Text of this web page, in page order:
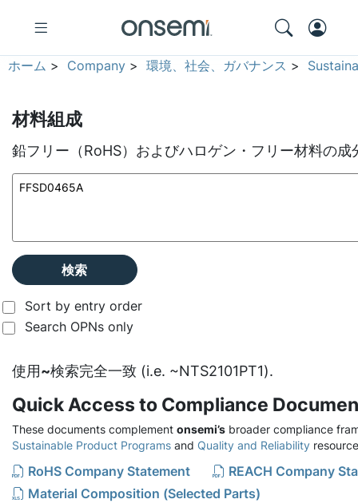
ホーム > Company >環境、社会、ガバナンス >
材料組成
鉛フリー（RoHS）およびハロゲン・フリー材料の成
検索
Sort by entry order
Search OPNs only
使用~検索完全一致 (i.e. ~NTS2101PT1).
Quick Access to Compliance
These documents complement onsemi’s broader compliance
Sustainable Product Programs and Quality and Reliability
RoHS Company Statement
REACH Company
Material Composition (Selected Parts)